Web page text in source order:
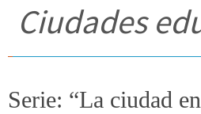
Ciudades
Serie: “La ciudad